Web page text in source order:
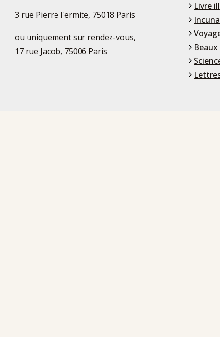
3 rue Pierre l'ermite, 75018 Paris
ou uniquement sur rendez-vous,
17 rue Jacob, 75006 Paris
Livre